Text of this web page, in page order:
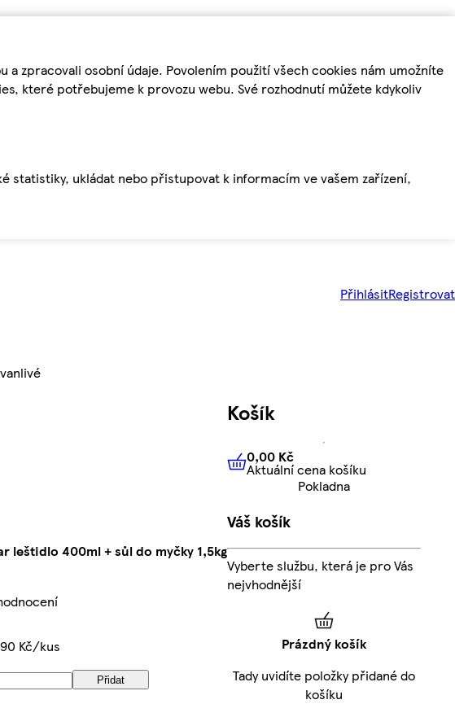
zpracovali osobní údaje. Povolením použití všech cookies nám umožníte
které potřebujeme k provozu webu. Své rozhodnutí můžete kdykoliv
statistiky, ukládat nebo přistupovat k informacím ve vašem zařízení,
PřihlásitRegistrovat
leštidlo 400ml + sůl do myčky 1,5kg
Kč/kus
Přidat
Košík
0,00 KčAktuální cena košíku
0,00 Kč
Aktuální cena košíku
Pokladna
Váš košík
Vyberte službu, která je pro Vás
nejvhodnější
Prázdný košík
Tady uvidíte položky přidané do
košíku